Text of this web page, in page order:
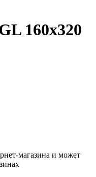
160х320
магазина и может